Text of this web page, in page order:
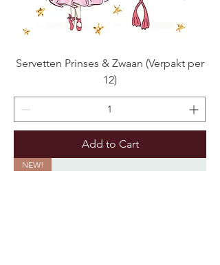
Servetten Prinses & Zwaan (Verpakt per
12)
Add to Cart
NEW!